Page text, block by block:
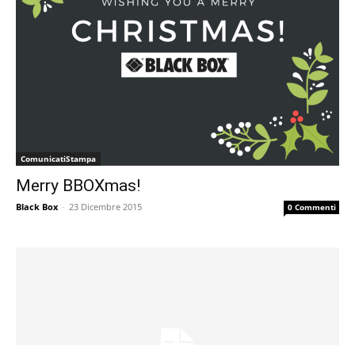
ComunicatiStampa
Merry BBOXmas!
Black Box - 23 Dicembre 2015 0 Commenti